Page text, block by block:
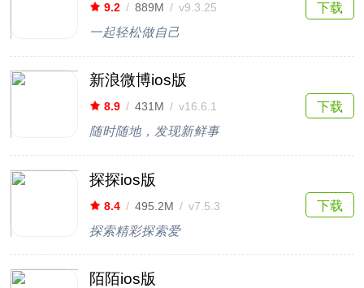
9.2 / 889M / v9.3.25
一起轻松做自己
下载
新浪微博ios版
8.9 / 431M / v16.6.1
随时随地，发现新鲜事
下载
探探ios版
8.4 / 495.2M / v7.5.3
探索精彩探索爱
下载
陌陌ios版